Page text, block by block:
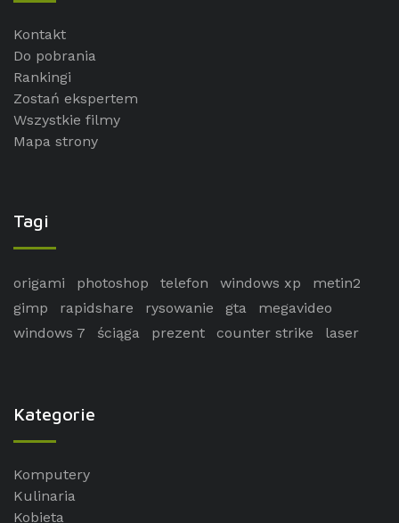
Kontakt
Do pobrania
Rankingi
Zostań ekspertem
Wszystkie filmy
Mapa strony
Tagi
origami photoshop telefon windows xp
metin2
gimp
rapidshare rysowanie gta
megavideo
windows 7
ściąga prezent counter strike laser
Kategorie
Komputery
Kulinaria
Kobieta